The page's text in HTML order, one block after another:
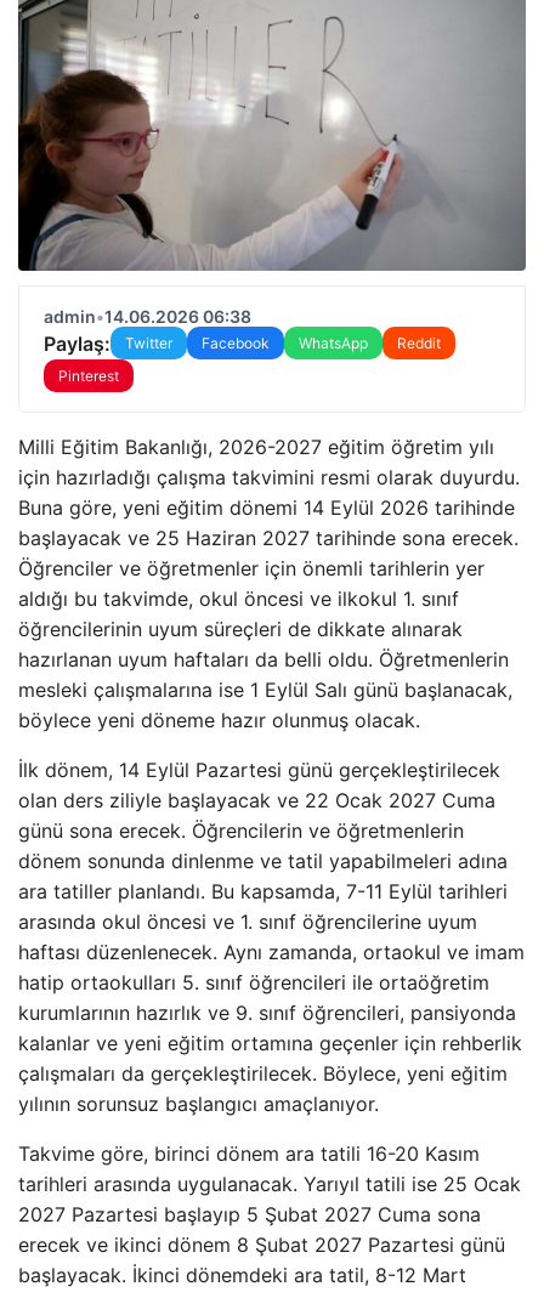
admin•14.06.2026 06:38
Paylaş: Twitter Facebook WhatsApp
Reddit
Pinterest
Milli Eğitim Bakanlığı, 2026-2027 eğitim öğretim yılı
için hazırladığı çalışma takvimini resmi olarak duyurdu.
Buna göre, yeni eğitim dönemi 14 Eylül 2026 tarihinde
başlayacak ve 25 Haziran 2027 tarihinde sona erecek.
Öğrenciler ve öğretmenler için önemli tarihlerin yer
aldığı bu takvimde, okul öncesi ve ilkokul 1. sınıf
öğrencilerinin uyum süreçleri de dikkate alınarak
hazırlanan uyum haftaları da belli oldu. Öğretmenlerin
mesleki çalışmalarına ise 1 Eylül Salı günü başlanacak,
böylece yeni döneme hazır olunmuş olacak.
İlk dönem, 14 Eylül Pazartesi günü gerçekleştirilecek
olan ders ziliyle başlayacak ve 22 Ocak 2027 Cuma
günü sona erecek. Öğrencilerin ve öğretmenlerin
dönem sonunda dinlenme ve tatil yapabilmeleri adına
ara tatiller planlandı. Bu kapsamda, 7-11 Eylül tarihleri
arasında okul öncesi ve 1. sınıf öğrencilerine uyum
haftası düzenlenecek. Aynı zamanda, ortaokul ve imam
hatip ortaokulları 5. sınıf öğrencileri ile ortaöğretim
kurumlarının hazırlık ve 9. sınıf öğrencileri, pansiyonda
kalanlar ve yeni eğitim ortamına geçenler için rehberlik
çalışmaları da gerçekleştirilecek. Böylece, yeni eğitim
yılının sorunsuz başlangıcı amaçlanıyor.
Takvime göre, birinci dönem ara tatili 16-20 Kasım
tarihleri arasında uygulanacak. Yarıyıl tatili ise 25 Ocak
2027 Pazartesi başlayıp 5 Şubat 2027 Cuma sona
erecek ve ikinci dönem 8 Şubat 2027 Pazartesi günü
başlayacak. İkinci dönemdeki ara tatil, 8-12 Mart